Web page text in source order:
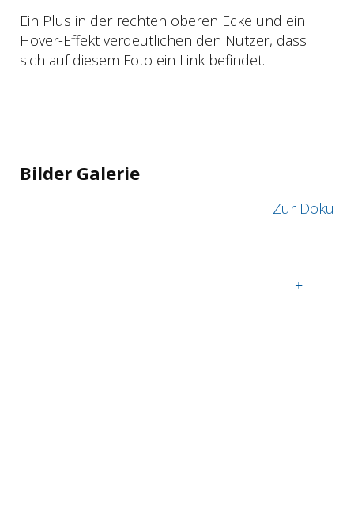
Ein Plus in der rechten oberen Ecke und ein
Hover-Effekt verdeutlichen den Nutzer, dass
sich auf diesem Foto ein Link befindet.
Bilder Galerie
Zur Doku